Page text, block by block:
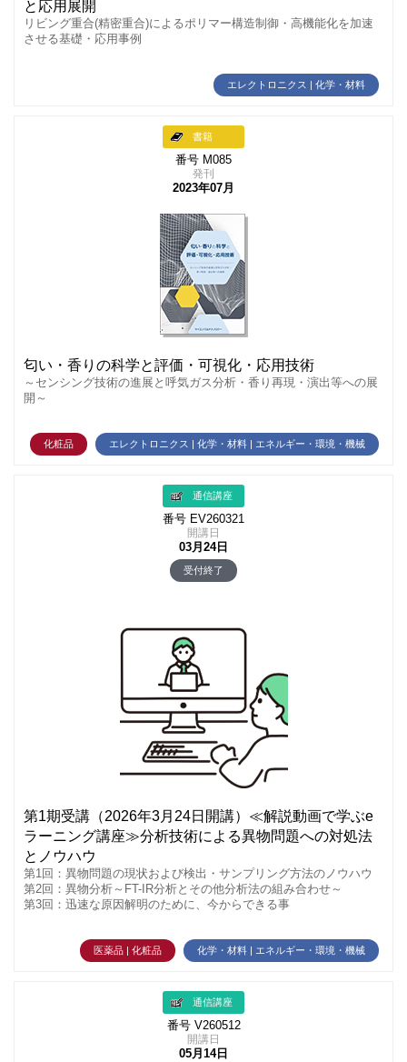
と応用展開
リビング重合(精密重合)によるポリマー構造制御・高機能化を加速
させる基礎・応用事例
エレクトロニクス | 化学・材料
書籍
番号 M085
発刊
2023年07月
匂い・香りの科学と評価・可視化・応用技術
～センシング技術の進展と呼気ガス分析・香り再現・演出等への展
開～
化粧品 エレクトロニクス | 化学・材料 | エネルギー・環境・機械
通信講座
番号 EV260321
開講日
03月24日
受付終了
第1期受講（2026年3月24日開講）≪解説動画で学ぶe
ラーニング講座≫分析技術による異物問題への対処法
とノウハウ
第1回：異物問題の現状および検出・サンプリング方法のノウハウ
第2回：異物分析～FT-IR分析とその他分析法の組み合わせ～
第3回：迅速な原因解明のために、今からできる事
医薬品 | 化粧品 化学・材料 | エネルギー・環境・機械
通信講座
番号 V260512
開講日
05月14日